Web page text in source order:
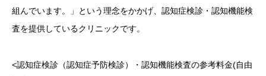
組んでいます。」という理念をかかげ、認知症検診・認知機能検
査を提供しているクリニックです。
<認知症検診（認知症予防検診）・認知機能検査の参考料金(自由